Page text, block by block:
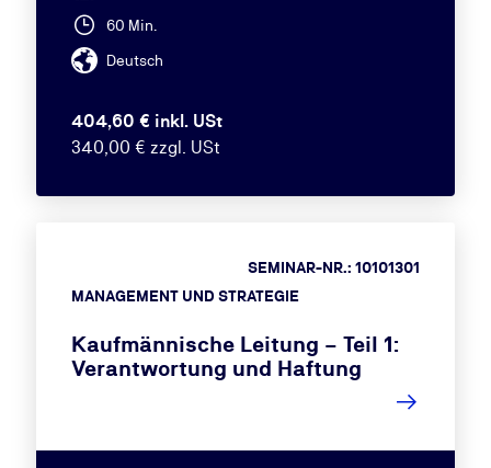
60 Min.
Deutsch
404,60 € inkl. USt
340,00 € zzgl. USt
MANAGEMENT UND STRATEGIE
SEMINAR-NR.: 10101301
Kaufmännische Leitung – Teil 1:
Verantwortung und Haftung